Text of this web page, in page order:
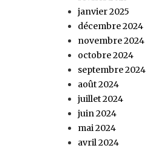
janvier 2025
décembre 2024
novembre 2024
octobre 2024
septembre 2024
août 2024
juillet 2024
juin 2024
mai 2024
avril 2024